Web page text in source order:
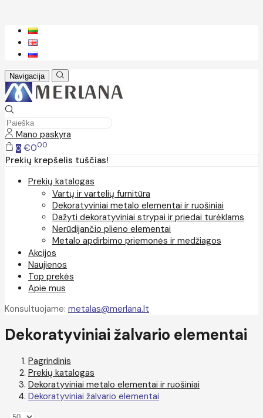
Navigacija
Mano paskyra
0 €000
Prekių krepšelis tuščias!
Prekių katalogas
Vartų ir vartelių furnitūra
Dekoratyviniai metalo elementai ir ruošiniai
Dažyti dekoratyviniai strypai ir priedai turėklams
Nerūdijančio plieno elementai
Metalo apdirbimo priemonės ir medžiagos
Akcijos
Naujienos
Top prekės
Apie mus
Konsultuojame: metalas@merlana.lt
Dekoratyviniai žalvario elementai
Pagrindinis
Prekių katalogas
Dekoratyviniai metalo elementai ir ruošiniai
Dekoratyviniai žalvario elementai